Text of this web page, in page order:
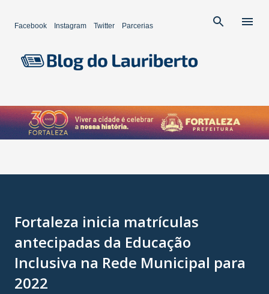
Facebook Instagram Twitter Parcerias
Fortaleza inicia matrículas
antecipadas da Educação
Inclusiva na Rede Municipal para
2022